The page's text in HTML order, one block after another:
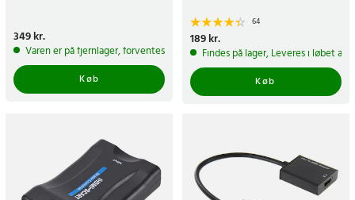
Pris:349 kr.
349 kr.
Varen er på fjernlager, forventes at blive sendt inden for 5-7 hverdage
Køb
64
Pris:189 kr.
189 kr.
Findes på lager, Leveres i løbet af
Køb